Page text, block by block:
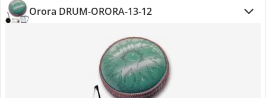
Orora DRUM-ORORA-13-12